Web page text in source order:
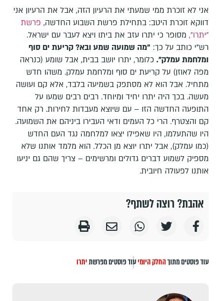
אני לא זוכרת ממי שמעתי את הרעיון הזה, אבל את הרעיון אני
דווקא זוכרת היטב: בתחילת פרשת השבוע החדשה, פרשת
"יתרו", מסופר כי יתרו עזב את ביתו ויצא לעבר עם ישראל.
רש"י כותב על כך: "מה שמועה שמע ובא? קריעת ים סוף
ומלחמת עמלק". כלומר, יתרו יושב בבית, אבל שומע (כנראה
מפה לאוזן) על קריעת ים סוף ומלחמת עמלק. משהו חדש
מתחיל. אבל הוא לא מסתפק בשמיעה בלבד, אלא קם ועושה
מעשה. בכך היה יתרו יחיד ומיוחד. רבים רבים שמעו על
התופעה החדשה הזו – עם שיוצא מעבדות לחירות. רק אחד
קם והצטרף. הרי כל העמים ודאי העבירו ביניהם את השמועה.
היו שהתעלמו, היו שאפילו יצאו למלחמה נגד העם החדש
(כמו עמלק), אבל יתרו יוצא מן הכלל. הוא מלמד אותנו שלא
מספיק לשמוע דברים גדולים ומרשימים – צריך שהם גם יניעו
אותנו לפעולה חיובית.
אהבת? רוצה לשתף?
עוד פוסטים מתוךהחלק היומיעוד פוסטים מפרשתיתרו